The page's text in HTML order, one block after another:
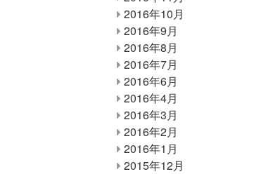
2016年10月
2016年9月
2016年8月
2016年7月
2016年6月
2016年4月
2016年3月
2016年2月
2016年1月
2015年12月